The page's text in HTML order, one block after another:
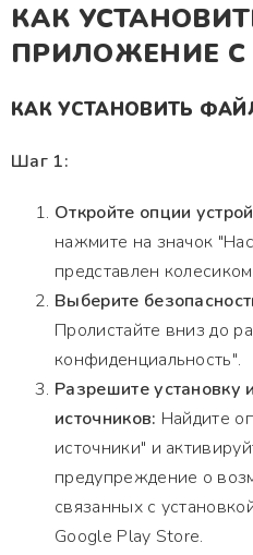
КАК
ПРИЛОЖЕНИЕ С
КАК УСТАНОВИТЬ
Шаг 1:
Откройте опции
нажмите на значок
представлен
Выберите
Пролистайте вниз до
конфиденциальность".
Разрешите установку
источников: Найдите
источники" и
предупреждение о
связанных с
Google Play Store.